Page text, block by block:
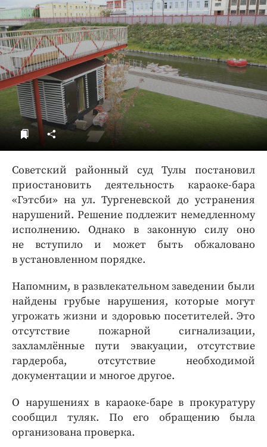
ДоброЦентр
Голодный шпион
Советский районный суд Тулы постановил
приостановить деятельность караоке-бара
«Гэтсби» на ул. Тургеневской до устранения
нарушений. Решение подлежит немедленному
исполнению. Однако в законную силу оно
не вступило и может быть обжаловано
в установленном порядке.
Напомним, в развлекательном заведении были
найдены грубые нарушения, которые могут
угрожать жизни и здоровью посетителей. Это
отсутствие пожарной сигнализации,
захламлённые пути эвакуации, отсутствие
гардероба, отсутствие необходимой
документации и многое другое.
О нарушениях в караоке-баре в прокуратуру
сообщил туляк. По его обращению была
организована проверка.